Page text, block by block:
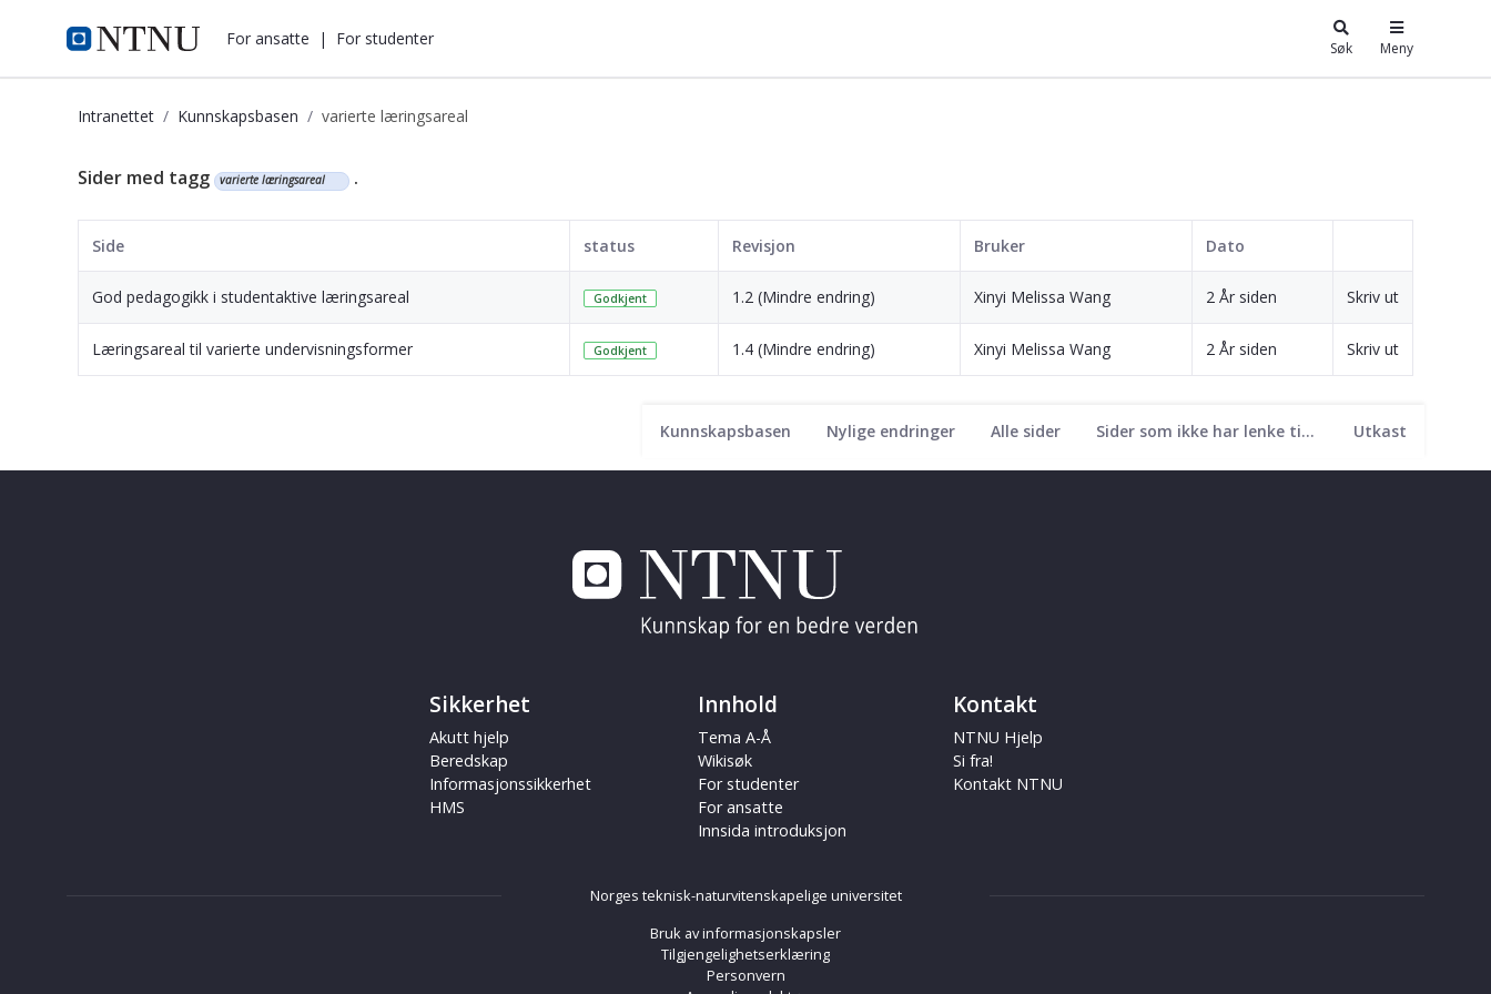
i.ntnu.no For ansatte | For studenter Søk Meny
Intranettet Kunnskapsbasen varierte læringsareal
Kunnskapsbasen
Kunnskapsbasen Nylige endringer Alle sider Sider som ikke har lenke til seg Utkast
Sider med tagg varierte læringsareal .
Side status Revisjon Bruker Dato
God pedagogikk i studentaktive læringsareal Godkjent 1.2 (Mindre endring) Xinyi Melissa Wang 2 År siden Skriv ut
Læringsareal til varierte undervisningsformer Godkjent 1.4 (Mindre endring) Xinyi Melissa Wang 2 År siden Skriv ut
Sikkerhet
Akutt hjelp
Beredskap
Informasjonssikkerhet
HMS
Innhold
Tema A-Å
Wikisøk
For studenter
For ansatte
Innsida introduksjon
Kontakt
NTNU Hjelp
Si fra!
Kontakt NTNU
Norges teknisk-naturvitenskapelige universitet
Bruk av informasjonskapsler
Tilgjengelighetserklæring
Personvern